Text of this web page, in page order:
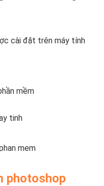
cài đặt trên máy tính
mềm
photoshop